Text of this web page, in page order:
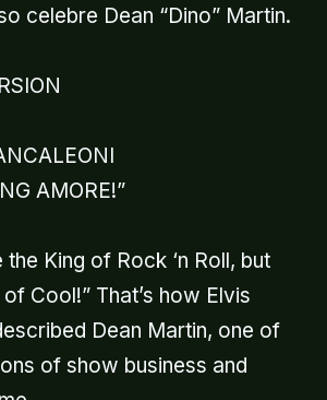
celebre Dean “Dino” Martin.
AMORE!”
the King of Rock ‘n Roll, but
Cool!” That’s how Elvis
Dean Martin, one of
of show business and